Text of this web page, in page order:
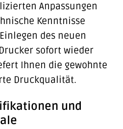
Anpassungen
Kenntnisse
des neuen
sofort wieder
Ihnen die gewohnte
Druckqualität.
und